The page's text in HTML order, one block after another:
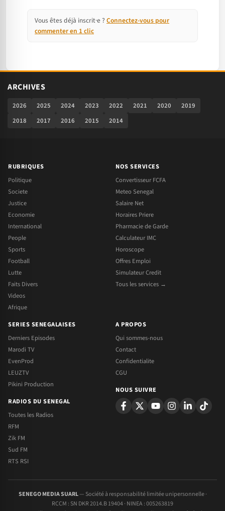
Vous êtes déjà inscrit·e ? Connectez-vous pour
commenter en 1 clic
ARCHIVES
2026 2025 2024 2023 2022 2021 2020
2019
2018
2017 2016 2015 2014
RUBRIQUES
Politique
Societe
Justice
Economie
International
People
Sports
Football
Lutte
Faits Divers
Videos
Afrique
NOS SERVICES
Convertisseur FCFA
Meteo Senegal
Salaire Net
Horaires Priere
Pharmacie de Garde
Calculateur IMC
Horoscope
Offres Emploi
Simulateur Credit
Tous les services →
SERIES SENEGALAISES
Derniers Episodes
Marodi TV
EvenProd
LEUZTV
Pikini Production
RADIOS DU SENEGAL
Toutes les Radios
RFM
Zik FM
Sud FM
RTS RSI
A PROPOS
Qui sommes-nous
Contact
Confidentialite
CGU
NOUS SUIVRE
SENEGO MEDIA SUARL— Société à responsabilité limitée unipersonnelle ·
RCCM : SN DKR 2014.B 19404 · NINEA : 005263819